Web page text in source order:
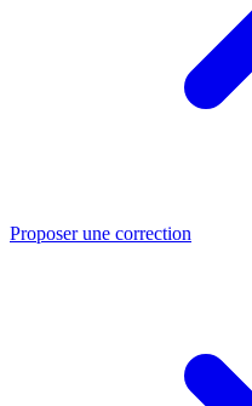
Proposer une correction